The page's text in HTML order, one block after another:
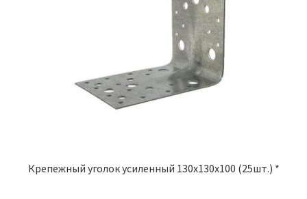
Крепежный уголок усиленный 130х130х100 (25шт.) *